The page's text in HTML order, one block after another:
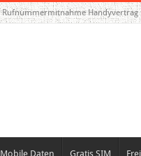
Rufnummermitnahme Handyvertrag
Mobile Daten Gratis SIM